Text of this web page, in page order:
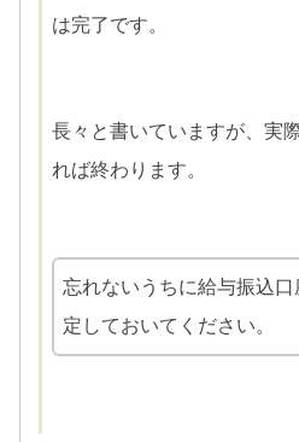
は完了です。
長々と書いていますが、実
れば終わります。
忘れないうちに給与振込口
定しておいてください。